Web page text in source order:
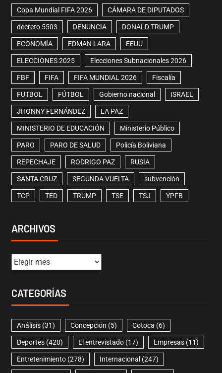
Copa Mundial FIFA 2026 CÁMARA DE DIPUTADOS
decreto 5503 DENUNCIA DONALD TRUMP
ECONOMÍA EDMAN LARA EEUU
ELECCIONES 2025 Elecciones Subnacionales 2026
FBF FIFA FIFA MUNDIAL 2026 Fiscalía
FUTBOL FÚTBOL Gobierno nacional ISRAEL
JHONNY FERNÁNDEZ LA PAZ
MINISTERIO DE EDUCACIÓN Ministerio Público
PARO PARO DE SALUD Policía Boliviana
REPECHAJE RODRIGO PAZ RUSIA
SANTA CRUZ SEGUNDA VUELTA subvención
TCP TED TRUMP TSE TSJ YPFB
ARCHIVOS
CATEGORÍAS
Análisis(31) Concepción (5) Cotoca (6)
Deportes(420) El entrevistado(17) Empresas(11)
Entretenimiento(278) Internacional (247)